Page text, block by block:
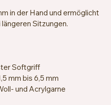
in der Hand und ermöglicht
Sitzungen.
Softgriff
mm bis 6,5 mm
und Acrylgarne